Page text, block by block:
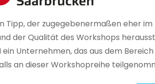
Tipp, der zugegebenermaßen eher
der Qualität des Workshops
ein Unternehmen, das aus dem
an dieser Workshopreihe